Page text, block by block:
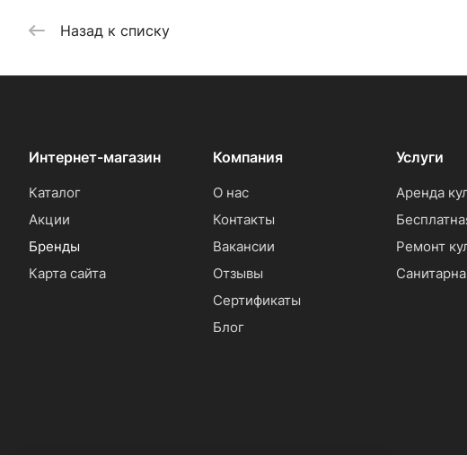
Назад к списку
Интернет-магазин
Каталог
Акции
Бренды
Карта сайта
Компания
О нас
Контакты
Вакансии
Отзывы
Сертификаты
Блог
Услуги
Аренда
Ремонт